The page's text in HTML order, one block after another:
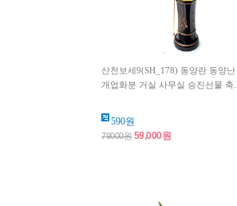
산천보세9(SH_178) 동양란 동양난
개업화분 거실 사무실 승진선물 축...
590원
79000원 59,000원